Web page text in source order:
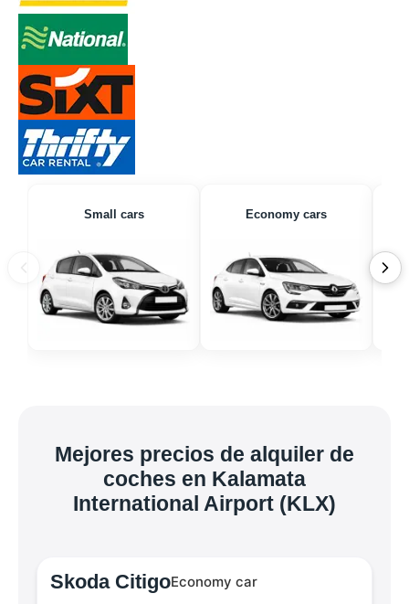
Small cars Economy cars
Mejores precios de alquiler de
coches en Kalamata
International Airport (KLX)
Skoda CitigoEconomy car